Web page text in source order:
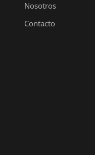
Nosotros
Contacto